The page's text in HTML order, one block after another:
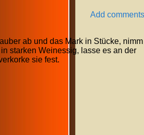
Add comments
ab und das Mark in Stücke, nimm
starken Weinessig, lasse es an der
sie fest.